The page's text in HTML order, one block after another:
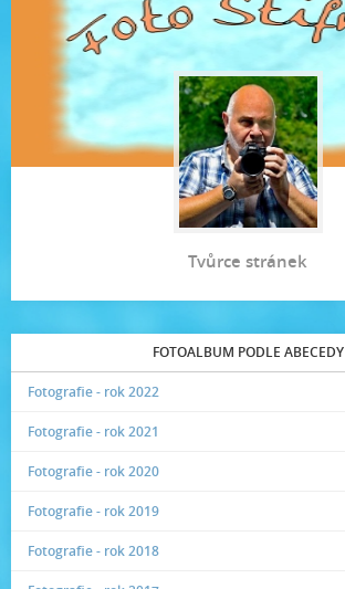
Tvůrce stránek
FOTOALBUM PODLE ABECEDY
Fotografie - rok 2022
Fotografie - rok 2021
Fotografie - rok 2020
Fotografie - rok 2019
Fotografie - rok 2018